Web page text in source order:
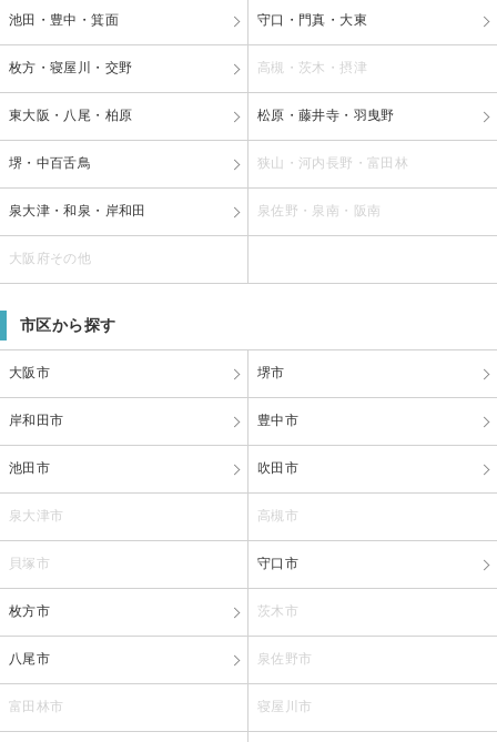
池田・豊中・箕面 守口・門真・大東
枚方・寝屋川・交野 高槻・茨木・摂津
東大阪・八尾・柏原 松原・藤井寺・羽曳野
堺・中百舌鳥 狭山・河内長野・富田林
泉大津・和泉・岸和田 泉佐野・泉南・阪南
大阪府その他
市区から探す
大阪市 堺市
岸和田市 豊中市
池田市 吹田市
泉大津市 高槻市
貝塚市 守口市
枚方市 茨木市
八尾市 泉佐野市
富田林市 寝屋川市